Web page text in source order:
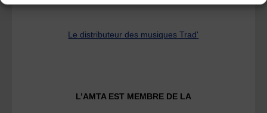
Le distributeur des musiques Trad'
L’AMTA EST MEMBRE DE LA